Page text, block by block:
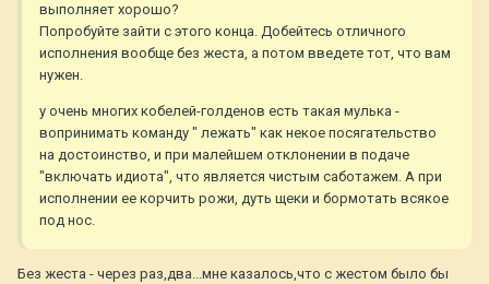
выполняет хорошо?
Попробуйте зайти с этого конца. Добейтесь отличного
исполнения вообще без жеста, а потом введете тот, что вам
нужен.
у очень многих кобелей-голденов есть такая мулька -
вопринимать команду " лежать" как некое посягательство
на достоинство, и при малейшем отклонении в подаче
"включать идиота", что является чистым саботажем. А при
исполнении ее корчить рожи, дуть щеки и бормотать всякое
под нос.
Без жеста - через раз,два...мне казалось,что с жестом было бы